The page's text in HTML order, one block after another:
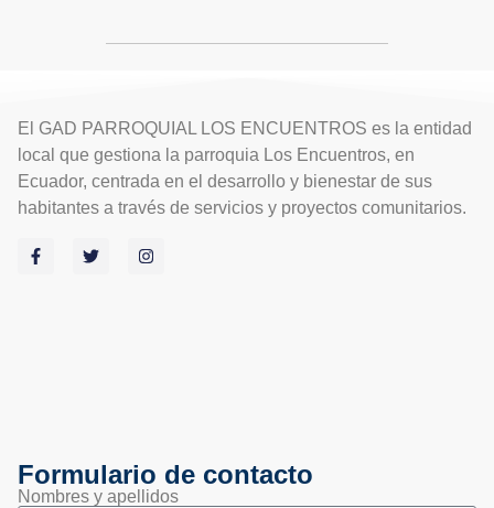
El GAD PARROQUIAL LOS ENCUENTROS es la entidad
local que gestiona la parroquia Los Encuentros, en
Ecuador, centrada en el desarrollo y bienestar de sus
habitantes a través de servicios y proyectos comunitarios.
Formulario de contacto
Nombres y apellidos